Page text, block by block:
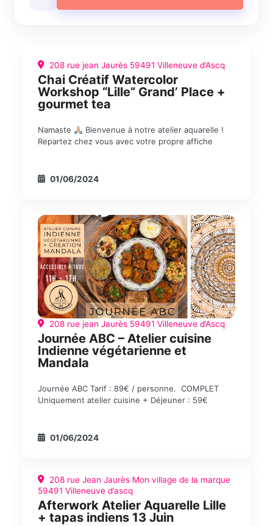
208 rue jean Jaurès 59491 Villeneuve d’Ascq
Chai Créatif Watercolor
Workshop “Lille” Grand’ Place +
gourmet tea
Namaste
Bienvenue à notre atelier aquarelle !
Repartez chez vous avec votre propre affiche
01/06/2024
208 rue jean Jaurès 59491 Villeneuve d’Ascq
Journée ABC – Atelier cuisine
Indienne végétarienne et
Mandala
Journée ABC Tarif : 89€ / personne. COMPLET
Uniquement atelier cuisine + Déjeuner : 59€
01/06/2024
208 rue Jean Jaurès Mon village de la marque
59491 Villeneuve d’ascq
Afterwork Atelier Aquarelle Lille
+ tapas indiens 13 Juin